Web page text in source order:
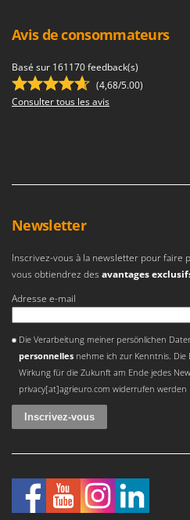
Tondeuses
Trancheuses de sol
Transpalettes
V
Landxcape
Lavor
Linea VZ
M
Macom
Makita
Marina Systems
Master
Mastercook
Masterpro
McCulloch
MCH
Michelin
Mille
Avis de consommateurs
Basé sur 161170 feedback(s)
(4,68/5.00)
Consulter tous les avis
Newsletter
Inscrivez-vous à la newsletter pour faire
vous obtiendrez des avantages
Adresse e-mail
Die Verarbeitung meiner persönlichen
personnellesnehme ich zur Kenntnis. Die
Wirkung für die Zukunft am Ende jedes
privacy[at]agrieuro.com widerrufen werden